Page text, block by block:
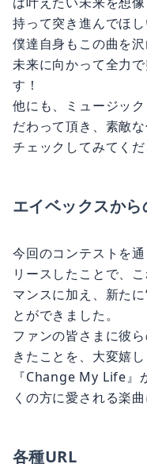
持って突き進んでほ
僕達自身もこの曲を
未来に向かって全力
す！
他にも、ミュージッ
だわって頂き、素敵
チェックしてみてく
エイベックスから
リースしたことで、
マンスに加え、新た
とができました。
ファンの皆さまに彼
きたことを、大変嬉
『Change My Life』
くの方に愛される楽
各種URL